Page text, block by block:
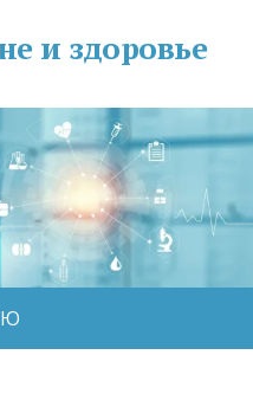
и здоровье